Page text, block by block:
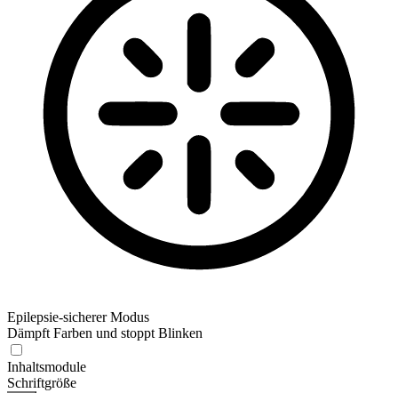
Epilepsie-sicherer Modus
Dämpft Farben und stoppt Blinken
Inhaltsmodule
Schriftgröße